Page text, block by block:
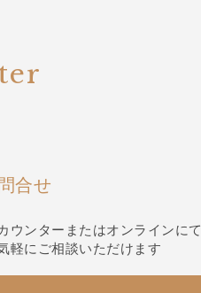
合せ
ウンターまたはオンラインにて
軽にご相談いただけます